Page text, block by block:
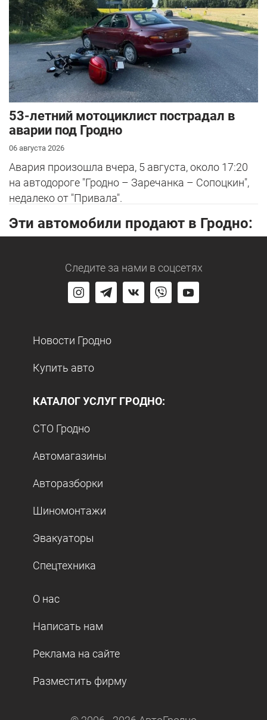
53-летний мотоциклист пострадал в
аварии под Гродно
06 августа 2026
Авария произошла вчера, 5 августа, около 17:20
на автодороге "Гродно – Заречанка – Сопоцкин",
недалеко от "Привала".
Эти автомобили продают в Гродно:
Следите за нами в соцсетях
Новости Гродно
Купить авто
КАТАЛОГ УСЛУГ ГРОДНО:
СТО Гродно
Автомагазины
Авторазборки
Шиномонтажи
Эвакуаторы
Спецтехника
О нас
Написать нам
Реклама на сайте
Разместить фирму